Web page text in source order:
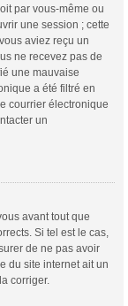
par vous-même ou
une session ; cette
aviez reçu un
ne recevez pas de
une mauvaise
a été filtré en
courrier électronique
un
avant tout que
Si tel est le cas,
de ne pas avoir
du site internet ait un
corriger.